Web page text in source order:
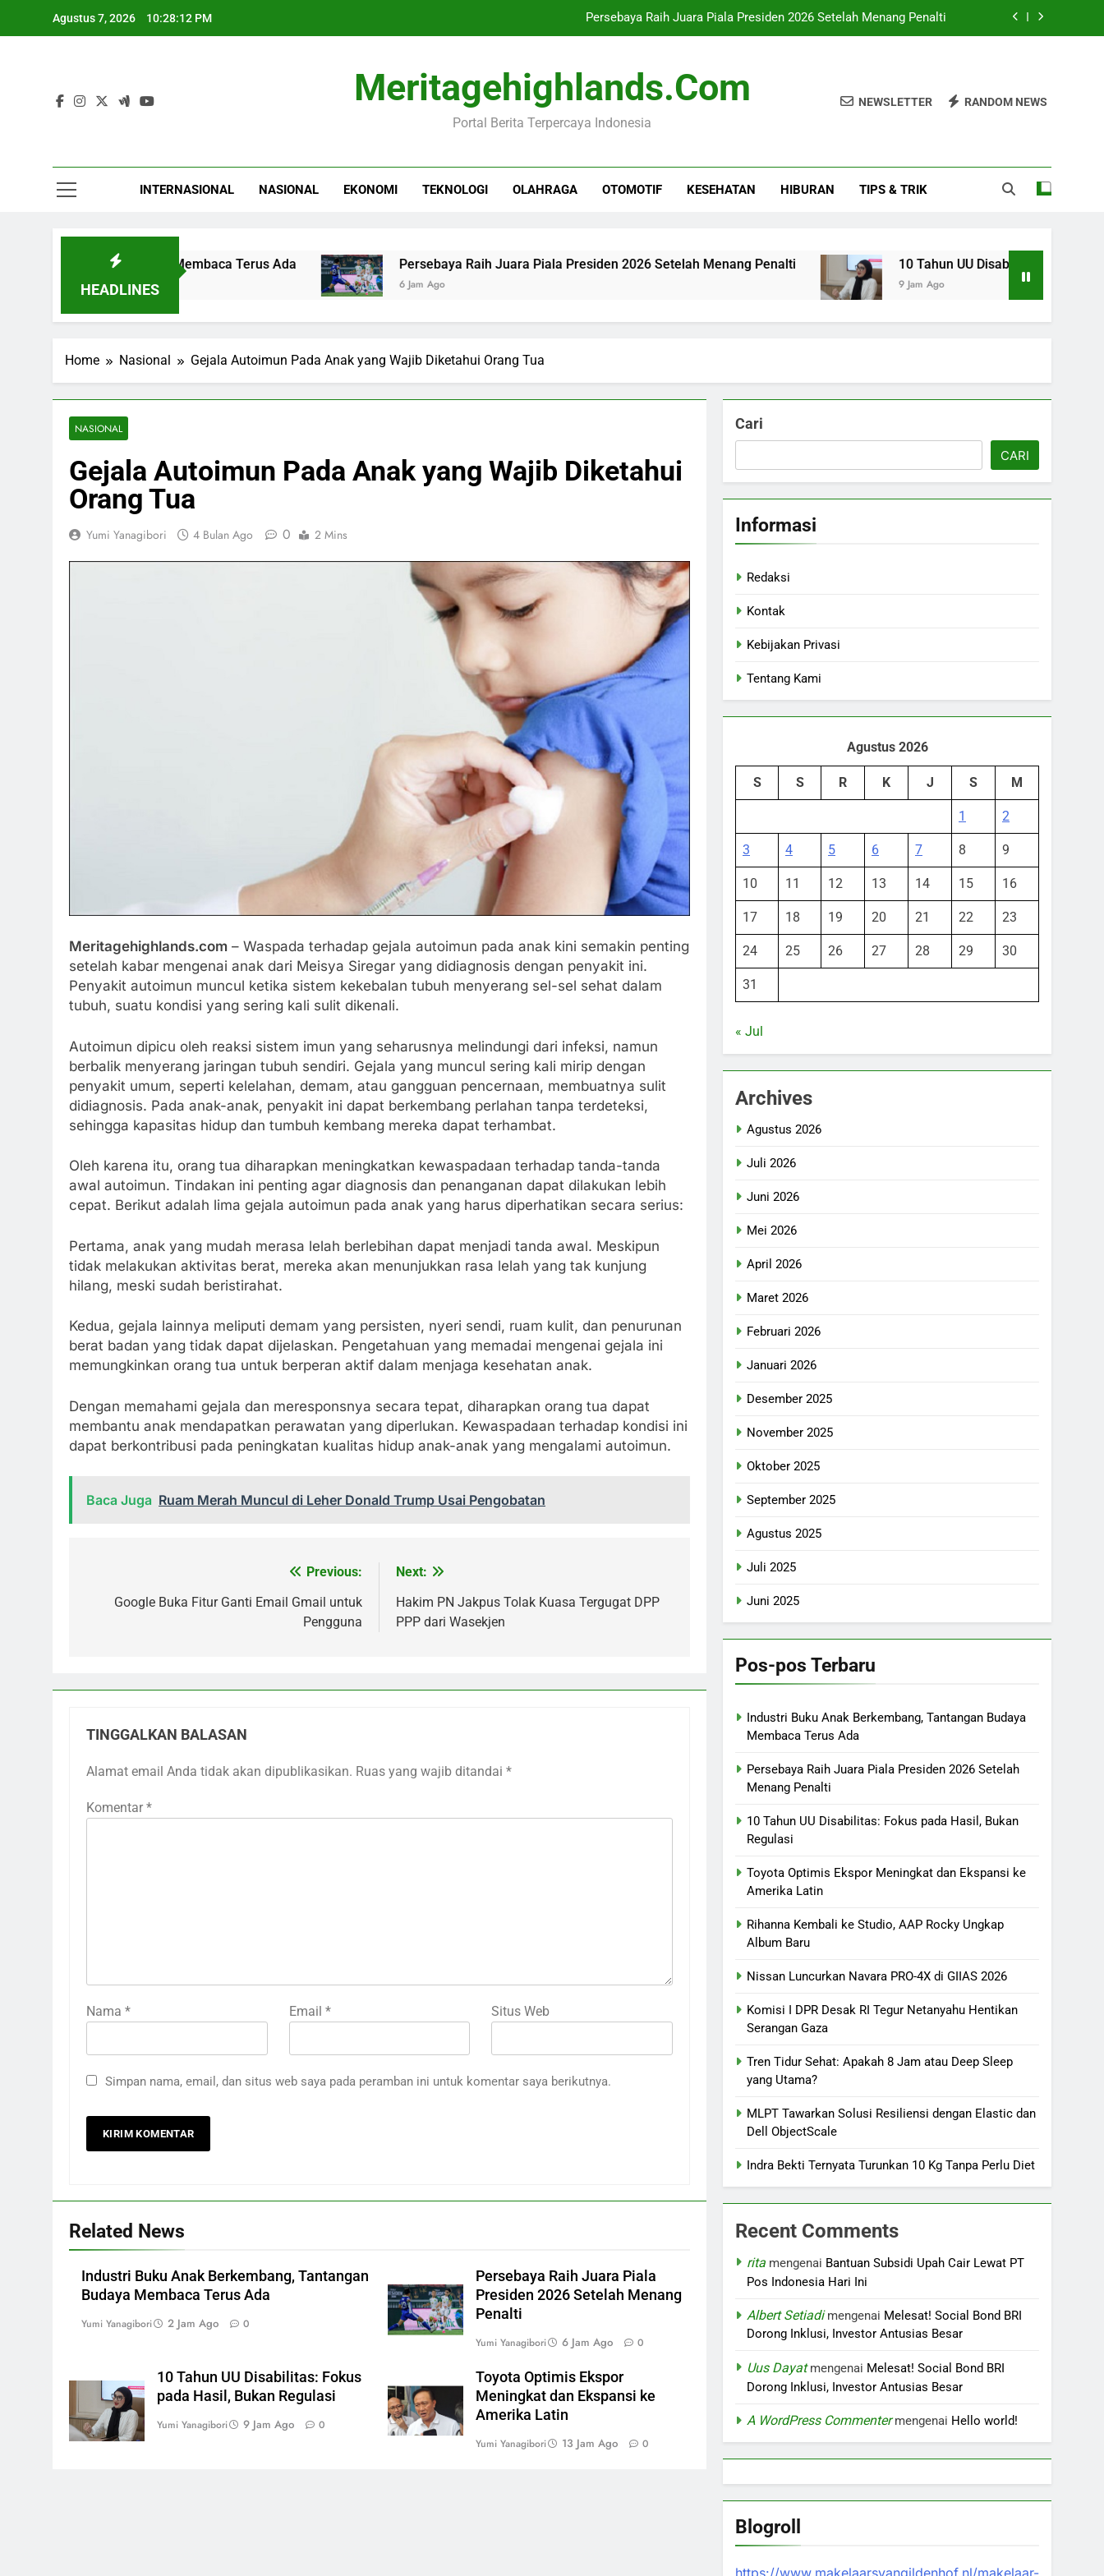
Agustus 7, 2026 10:28:13 PM Persebaya Raih Juara Piala Presiden 2026 Setelah Menang Penalti
Toyota Optimis Ekspor Meningkat dan Ekspansi ke Amerika Latin
Industri Buku Anak Berkembang, Tantangan Budaya Membaca Terus Ada
10 Tahun UU Disabilitas: Fokus pada Hasil, Bukan Regulasi
Meritagehighlands.com
Portal Berita Terpercaya Indonesia
NEWSLETTER RANDOM NEWS
INTERNASIONAL NASIONAL EKONOMI TEKNOLOGI OLAHRAGA OTOMOTIF KESEHATAN HIBURAN TIPS & TRIK
HEADLINES
Budaya Membaca Terus Ada Persebaya Raih Juara Piala Presiden 2026 Setelah Menang Penalti
6 Jam Ago
10 Tahun UU Disabilitas: Fokus pada Hasil,
9 Jam Ago
Home Nasional Gejala Autoimun Pada Anak yang Wajib Diketahui Orang Tua
NASIONAL
Gejala Autoimun Pada Anak yang Wajib Diketahui
Orang Tua
Yumi Yanagibori 4 Bulan Ago 0 2 Mins
Meritagehighlands.com – Waspada terhadap gejala autoimun pada anak kini semakin penting
setelah kabar mengenai anak dari Meisya Siregar yang didiagnosis dengan penyakit ini.
Penyakit autoimun muncul ketika sistem kekebalan tubuh menyerang sel-sel sehat dalam
tubuh, suatu kondisi yang sering kali sulit dikenali.
Autoimun dipicu oleh reaksi sistem imun yang seharusnya melindungi dari infeksi, namun
berbalik menyerang jaringan tubuh sendiri. Gejala yang muncul sering kali mirip dengan
penyakit umum, seperti kelelahan, demam, atau gangguan pencernaan, membuatnya sulit
didiagnosis. Pada anak-anak, penyakit ini dapat berkembang perlahan tanpa terdeteksi,
sehingga kapasitas hidup dan tumbuh kembang mereka dapat terhambat.
Oleh karena itu, orang tua diharapkan meningkatkan kewaspadaan terhadap tanda-tanda
awal autoimun. Tindakan ini penting agar diagnosis dan penanganan dapat dilakukan lebih
cepat. Berikut adalah lima gejala autoimun pada anak yang harus diperhatikan secara serius:
Pertama, anak yang mudah merasa lelah berlebihan dapat menjadi tanda awal. Meskipun
tidak melakukan aktivitas berat, mereka akan menunjukkan rasa lelah yang tak kunjung
hilang, meski sudah beristirahat.
Kedua, gejala lainnya meliputi demam yang persisten, nyeri sendi, ruam kulit, dan penurunan
berat badan yang tidak dapat dijelaskan. Pengetahuan yang memadai mengenai gejala ini
memungkinkan orang tua untuk berperan aktif dalam menjaga kesehatan anak.
Dengan memahami gejala dan meresponsnya secara tepat, diharapkan orang tua dapat
membantu anak mendapatkan perawatan yang diperlukan. Kewaspadaan terhadap kondisi ini
dapat berkontribusi pada peningkatan kualitas hidup anak-anak yang mengalami autoimun.
Baca Juga Ruam Merah Muncul di Leher Donald Trump Usai Pengobatan
pos
Previous:
Google Buka Fitur Ganti Email Gmail untuk
Pengguna
Next:
Hakim PN Jakpus Tolak Kuasa Tergugat DPP
PPP dari Wasekjen
TINGGALKAN BALASAN
Alamat email Anda tidak akan dipublikasikan. Ruas yang wajib ditandai *
Komentar *
Nama * Email * Situs Web
Simpan nama, email, dan situs web saya pada peramban ini untuk komentar saya berikutnya.
Related News
Industri Buku Anak Berkembang, Tantangan
Budaya Membaca Terus Ada
Yumi Yanagibori 2 Jam Ago 0
Persebaya Raih Juara Piala
Presiden 2026 Setelah Menang
Penalti
Yumi Yanagibori 6 Jam Ago 0
10 Tahun UU Disabilitas: Fokus
pada Hasil, Bukan Regulasi
Yumi Yanagibori 9 Jam Ago 0
Toyota Optimis Ekspor
Meningkat dan Ekspansi ke
Amerika Latin
Yumi Yanagibori 13 Jam Ago 0
Cari
CARI
Informasi
Redaksi
Kontak
Kebijakan Privasi
Tentang Kami
Agustus 2026
S S R K J S M
1 2
3 4 5 6 7 8 9
10 11 12 13 14 15 16
17 18 19 20 21 22 23
24 25 26 27 28 29 30
31
« Jul
Archives
Agustus 2026
Juli 2026
Juni 2026
Mei 2026
April 2026
Maret 2026
Februari 2026
Januari 2026
Desember 2025
November 2025
Oktober 2025
September 2025
Agustus 2025
Juli 2025
Juni 2025
Pos-pos Terbaru
Industri Buku Anak Berkembang, Tantangan Budaya
Membaca Terus Ada
Persebaya Raih Juara Piala Presiden 2026 Setelah
Menang Penalti
10 Tahun UU Disabilitas: Fokus pada Hasil, Bukan
Regulasi
Toyota Optimis Ekspor Meningkat dan Ekspansi ke
Amerika Latin
Rihanna Kembali ke Studio, AAP Rocky Ungkap
Album Baru
Nissan Luncurkan Navara PRO-4X di GIIAS 2026
Komisi I DPR Desak RI Tegur Netanyahu Hentikan
Serangan Gaza
Tren Tidur Sehat: Apakah 8 Jam atau Deep Sleep
yang Utama?
MLPT Tawarkan Solusi Resiliensi dengan Elastic dan
Dell ObjectScale
Indra Bekti Ternyata Turunkan 10 Kg Tanpa Perlu Diet
Recent Comments
rita mengenai Bantuan Subsidi Upah Cair Lewat PT
Pos Indonesia Hari Ini
Albert Setiadimengenai Melesat! Social Bond BRI
Dorong Inklusi, Investor Antusias Besar
Uus Dayatmengenai Melesat! Social Bond BRI
Dorong Inklusi, Investor Antusias Besar
A WordPress Commentermengenai Hello world!
Blogroll
https://www.makelaarsvangildenhof.nl/makelaar-